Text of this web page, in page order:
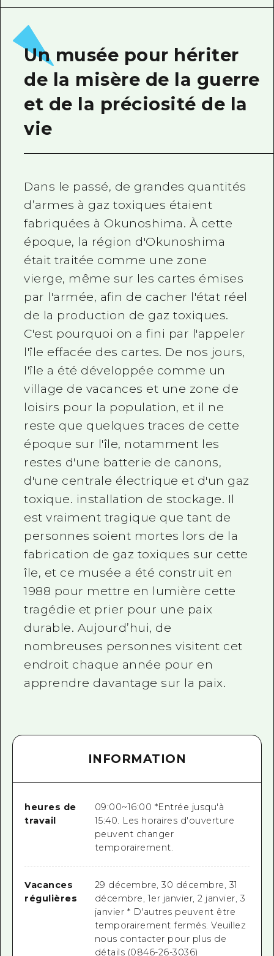
FAQ
Téléchargement de Photos
Informations sur le transport en
Un musée pour hériter
de la misère de la guerre
et de la préciosité de la
vie
Dans le passé, de grandes quantités
d’armes à gaz toxiques étaient
fabriquées à Okunoshima. À cette
époque, la région d'Okunoshima
était traitée comme une zone
vierge, même sur les cartes émises
par l'armée, afin de cacher l'état réel
de la production de gaz toxiques.
C'est pourquoi on a fini par l'appeler
l'île effacée des cartes. De nos jours,
l'île a été développée comme un
village de vacances et une zone de
loisirs pour la population, et il ne
reste que quelques traces de cette
époque sur l'île, notamment les
restes d'une batterie de canons,
d'une centrale électrique et d'un gaz
toxique. installation de stockage. Il
est vraiment tragique que tant de
personnes soient mortes lors de la
fabrication de gaz toxiques sur cette
île, et ce musée a été construit en
1988 pour mettre en lumière cette
tragédie et prier pour une paix
durable. Aujourd’hui, de
nombreuses personnes visitent cet
endroit chaque année pour en
apprendre davantage sur la paix.
INFORMATION
heures de
travail
09:00~16:00 *Entrée jusqu'à
15:40. Les horaires d'ouverture
peuvent changer
temporairement.
Vacances
régulières
29 décembre, 30 décembre, 31
décembre, 1er janvier, 2 janvier, 3
janvier * D'autres peuvent être
temporairement fermés. Veuillez
nous contacter pour plus de
détails (0846-26-3036)